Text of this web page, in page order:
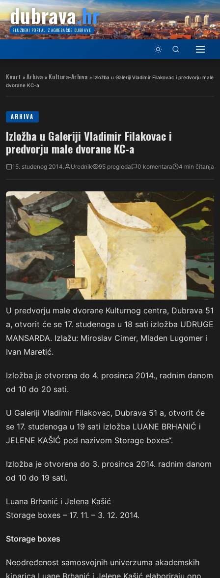
dubrava.hr
SLUŽBENI PORTAL ZAGREBAČKE DUBRAVE
Kvart » Arhiva » Kultura-Arhiva » Izložba u Galeriji Vladimir Filakovac i predvorju male
dvorane KC-a
ARHIVA
Izložba u Galeriji Vladimir Filakovac i
predvorju male dvorane KC-a
15. studenog 2014. Urednik 95 pregleda 0 komentara 4 min čitanja
U predvorju male dvorane Kulturnog centra, Dubrava 51
a, otvorit će se 17. studenoga u 18 sati izložba UDRUGE
MANSARDA. Izlažu: Miroslav Cimer, Mladen Lugomer i
Ivan Maretić.
Izložba je otvorena do 4. prosinca 2014., radnim danom
od 10 do 20 sati.
U Galeriji Vladimir Filakovac, Dubrava 51 a, otvorit će
se 17. studenoga u 19 sati izložba LUANE BRHANIĆ i
JELENE KAŠIĆ pod nazivom Storage boxes“.
Izložba je otvorena do 3. prosinca 2014. radnim danom
od 10 do 19 sati.
Luana Brhanić i Jelena Kašić
Storage boxes – 17. 11. – 3. 12. 2014.
Storage boxes
Neodređenost samosvojnih univerzuma akademskih
kiparica Luane Brhanić i Jelene Kašić elaboriraju ono